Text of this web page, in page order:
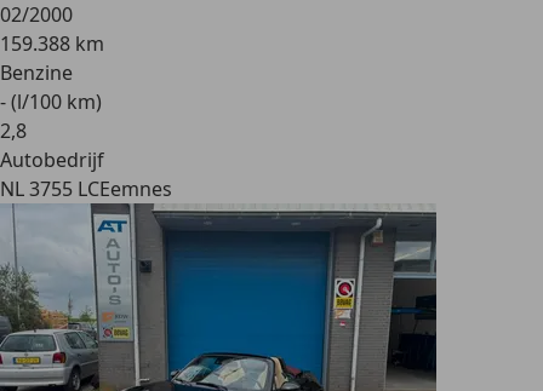
02/2000
159.388 km
Benzine
- (l/100 km)
2,8
Autobedrijf
NL 3755 LCEemnes